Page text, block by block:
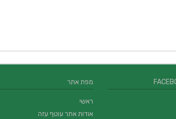
מפת אתר
ראשי
אודות אתר עוטף עזה